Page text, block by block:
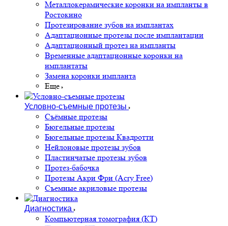
Металлокерамические коронки на импланты в
Ростокино
Протезирование зубов на имплантах
Адаптационные протезы после имплантации
Адаптационный протез на импланты
Временные адаптационные коронки на
имплантаты
Замена коронки импланта
Еще
Условно-съемные протезы
Съёмные протезы
Бюгельные протезы
Бюгельные протезы Квадротти
Нейлоновые протезы зубов
Пластинчатые протезы зубов
Протез-бабочка
Протезы Акри Фри (Acry Free)
Съемные акриловые протезы
Диагностика
Компьютерная томография (КТ)